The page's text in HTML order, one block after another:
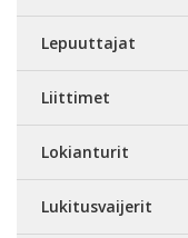
Lepuuttajat
Liittimet
Lokianturit
Lukitusvaijerit